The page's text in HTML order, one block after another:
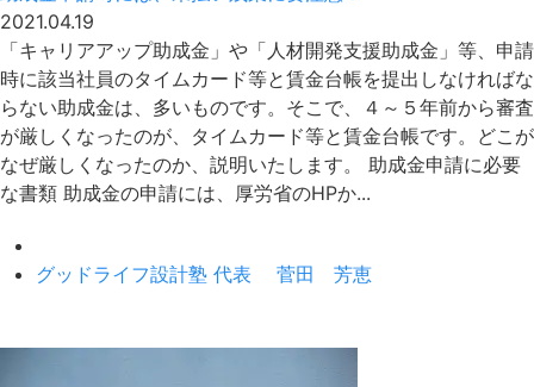
2021.04.19
「キャリアアップ助成金」や「人材開発支援助成金」等、申請
時に該当社員のタイムカード等と賃金台帳を提出しなければな
らない助成金は、多いものです。そこで、４～５年前から審査
が厳しくなったのが、タイムカード等と賃金台帳です。どこが
なぜ厳しくなったのか、説明いたします。 助成金申請に必要
な書類 助成金の申請には、厚労省のHPか...
グッドライフ設計塾 代表 菅田 芳恵